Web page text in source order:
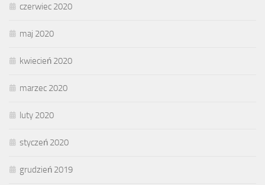
czerwiec 2020
maj 2020
kwiecień 2020
marzec 2020
luty 2020
styczeń 2020
grudzień 2019